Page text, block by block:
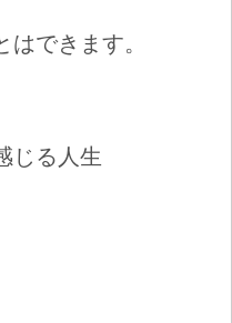
できます。
じる人生